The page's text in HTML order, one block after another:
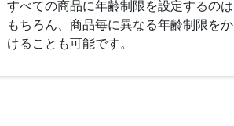
すべての商品に年齢制限を設定するのは
もちろん、商品毎に異なる年齢制限をか
けることも可能です。